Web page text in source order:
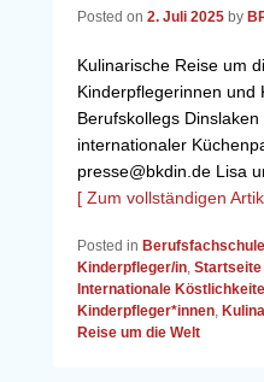
Posted on 2. Juli 2025 by
Kulinarische Reise um
Kinderpflegerinnen und
Berufskollegs
internationaler
presse@bkdin.de Lisa
[ Zum vollständigen
Posted in Berufsfachschule
Kinderpfleger/in, Startseite
Internationale
Kinderpfleger*innen,
Reise um die Welt